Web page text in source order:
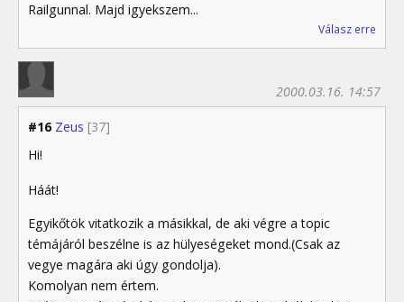
Railgunnal. Majd igyekszem...
Válasz erre
#16 Zeus [37]
2000.03.16. 14:57
Hi!
Háát!
Egyikőtök vitatkozik a másikkal, de aki végre a topic
témájáról beszélne is az hülyeségeket mond.(Csak az
vegye magára aki úgy gondolja).
Komolyan nem értem.